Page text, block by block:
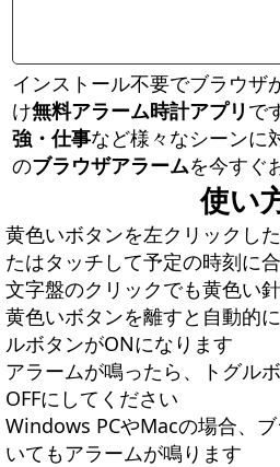
インストール不要でブラウザ
け無料アラーム時計アプリ で
強・仕事など様々なシーンに
のブラウザアラームを今すぐ
使い
黄色いボタンを左クリックし
たはタッチして予定の時刻に
文字盤のクリックでも黄色い
黄色いボタンを離すと自動的
ルボタンがONになります
アラームが鳴ったら、トグル
OFFにしてください
Windows PCやMacの場合、
いてもアラームが鳴ります